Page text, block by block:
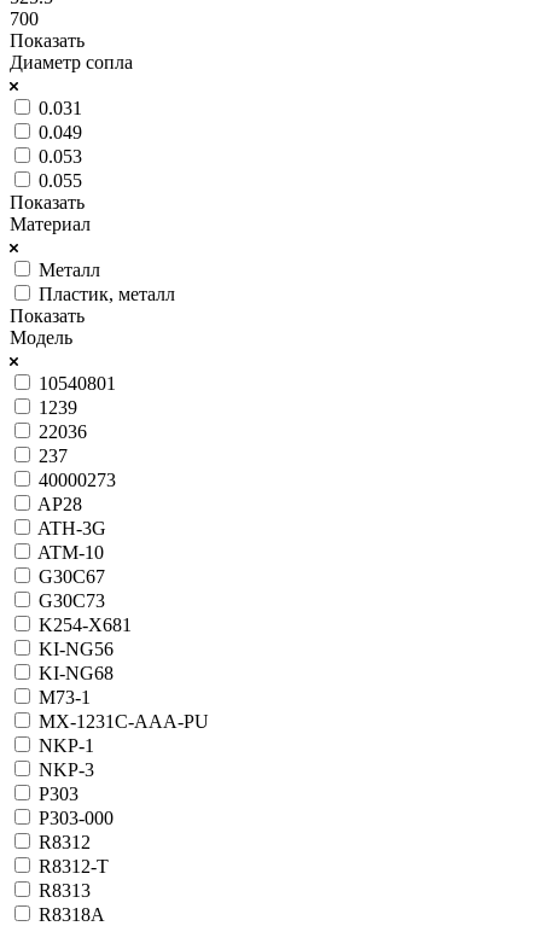
700
Показать
Диаметр сопла
0.031
0.049
0.053
0.055
Показать
Материал
Металл
Пластик, металл
Показать
Модель
10540801
1239
22036
237
40000273
AP28
ATH-3G
ATM-10
G30C67
G30C73
K254-X681
KI-NG56
KI-NG68
M73-1
MX-1231C-AAA-PU
NKP-1
NKP-3
P303
P303-000
R8312
R8312-T
R8313
R8318A